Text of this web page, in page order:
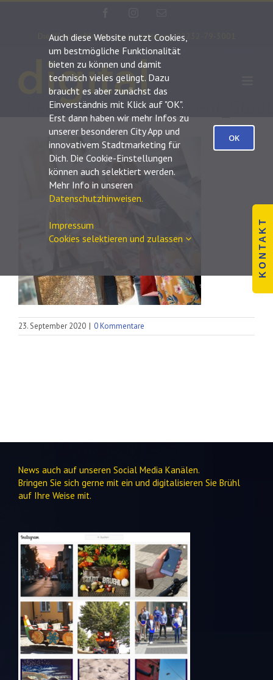
Die Wirtschaftförderung kontaktieren: 02232-79-3001
23. September 2020 | 0 Kommentare
News auch auf unseren Social Media Kanälen.
Bringen Sie sich gerne mit ein und digitalisieren Sie Brühl
auf Ihre Weise mit.
Auch diese Website nutzt Cookies,
um bestmögliche Funktionalität
bieten zu können und damit
technisch vieles gelingt. Dazu
braucht es aber zunächst das
Einverständnis mit Klick auf "OK".
Erst dann haben wir mehr Infos zu
unserer besonderen City App und
innovativem Stadtmarketing für
Dich. Die Cookie-Einstellungen
können auch selektiert werden.
Mehr Info in unseren
Datenschutzhinweisen.
Impressum
Cookies selektieren und zulassen
OK
K O N T A K T